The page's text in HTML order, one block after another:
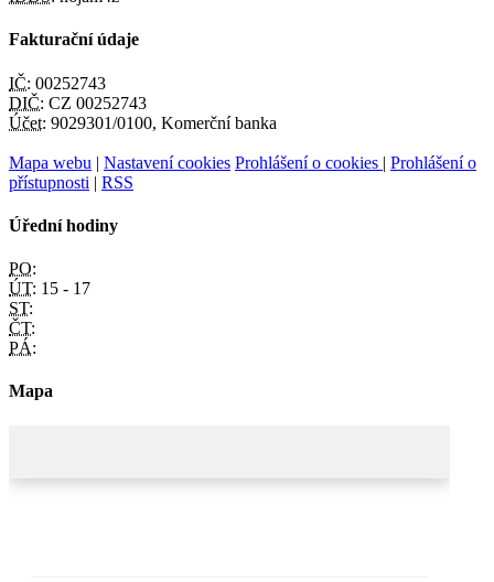
Fakturační údaje
IČ: 00252743
DIČ: CZ 00252743
Účet: 9029301/0100, Komerční banka
Mapa webu | Nastavení cookies Prohlášení o cookies | Prohlášení o
přístupnosti | RSS
Úřední hodiny
PO:
ÚT: 15 - 17
ST:
ČT:
PÁ:
Mapa